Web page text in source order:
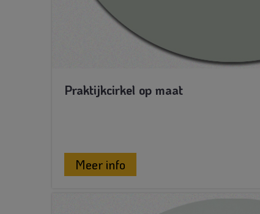
Praktijkcirkel op maat
Meer info